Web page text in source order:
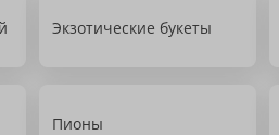
Экзотические букеты
Пионы